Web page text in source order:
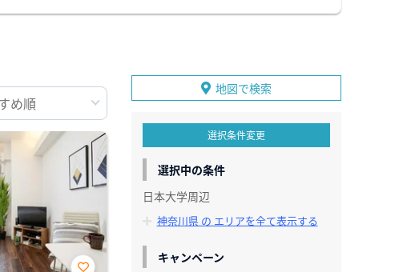
地図で検索
選択条件変更
選択中の条件
日本大学周辺
神奈川県 の エリアを全て表示する
キャンペーン